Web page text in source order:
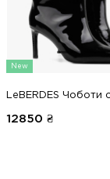
New
LeBERDES Чоботи
12850 ₴